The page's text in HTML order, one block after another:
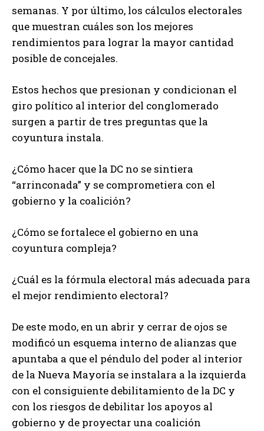
semanas. Y por último, los cálculos electorales
que muestran cuáles son los mejores
rendimientos para lograr la mayor cantidad
posible de concejales.
Estos hechos que presionan y condicionan el
giro político al interior del conglomerado
surgen a partir de tres preguntas que la
coyuntura instala.
¿Cómo hacer que la DC no se sintiera
“arrinconada” y se comprometiera con el
gobierno y la coalición?
¿Cómo se fortalece el gobierno en una
coyuntura compleja?
¿Cuál es la fórmula electoral más adecuada para
el mejor rendimiento electoral?
De este modo, en un abrir y cerrar de ojos se
modificó un esquema interno de alianzas que
apuntaba a que el péndulo del poder al interior
de la Nueva Mayoría se instalara a la izquierda
con el consiguiente debilitamiento de la DC y
con los riesgos de debilitar los apoyos al
gobierno y de proyectar una coalición